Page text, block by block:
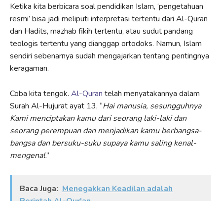
Ketika kita berbicara soal pendidikan Islam, ‘pengetahuan
resmi’ bisa jadi meliputi interpretasi tertentu dari Al-Quran
dan Hadits, mazhab fikih tertentu, atau sudut pandang
teologis tertentu yang dianggap ortodoks. Namun, Islam
sendiri sebenarnya sudah mengajarkan tentang pentingnya
keragaman.
Coba kita tengok. Al-Quran telah menyatakannya dalam
Surah Al-Hujurat ayat 13, “Hai manusia, sesungguhnya
Kami menciptakan kamu dari seorang laki-laki dan
seorang perempuan dan menjadikan kamu berbangsa-
bangsa dan bersuku-suku supaya kamu saling kenal-
mengenal.”
Baca Juga: Menegakkan Keadilan adalah